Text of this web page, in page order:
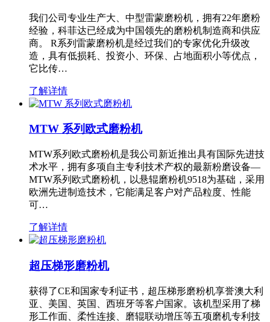
我们公司专业生产大、中型雷蒙磨粉机，拥有22年磨粉
经验，科菲达已经成为中国领先的磨粉机制造商和供应
商。 R系列雷蒙磨粉机是经过我们的专家优化升级改
造，具有低损耗、投资小、环保、占地面积小等优点，
它比传…
了解详情
MTW 系列欧式磨粉机
MTW系列欧式磨粉机是我公司新近推出具有国际先进技
术水平，拥有多项自主专利技术产权的最新粉磨设备—
MTW系列欧式磨粉机，以悬辊磨粉机9518为基础，采用
欧洲先进制造技术，它能满足客户对产品粒度、性能
可…
了解详情
超压梯形磨粉机
获得了CE和国家专利证书，超压梯形磨粉机享誉澳大利
亚、美国、英国、西班牙等客户国家。该机型采用了梯
形工作面、柔性连接、磨辊联动增压等五项磨机专利技